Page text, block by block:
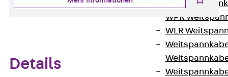
WL
WPR
WLR
Details